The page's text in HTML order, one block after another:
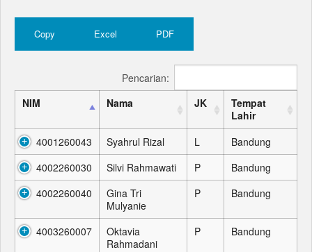
Copy Excel PDF
Pencarian:
NIM
Nama JK
Tempat
Lahir
4001260043
Syahrul Rizal L
Bandung
4002260030
Silvi Rahmawati P
Bandung
4002260040
Gina Tri
Mulyanie
P Bandung
4003260007
Oktavia
Rahmadani
P Bandung